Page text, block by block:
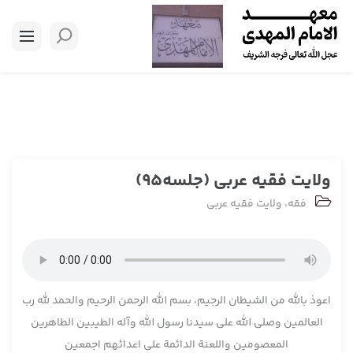
ولایت فقیه عربی (جلسه95)
فقه، ولایت فقیه عربی
اعوذ بالله من الشیطان الرجیم، بسم الله الرحمن الرحیم والحمد لله رب
العالمین وصلی الله علی سیدنا رسول الله وآله الطیبین الطاهرین
المعصومین واللعنة الدائمة علی اعدائهم اجمعین